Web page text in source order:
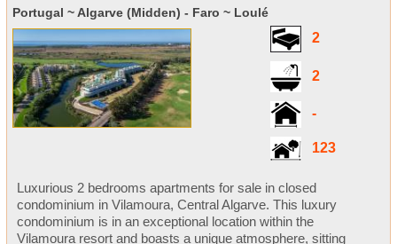
Portugal ~ Algarve (Midden) - Faro ~ Loulé
2
2
-
123
Luxurious 2 bedrooms apartments for sale in closed
condominium in Vilamoura, Central Algarve. This luxury
condominium is in an exceptional location within the
Vilamoura resort and boasts a unique atmosphere, sitting